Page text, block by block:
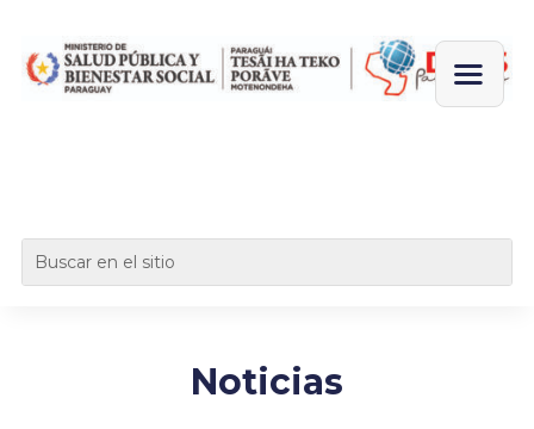
Noticias